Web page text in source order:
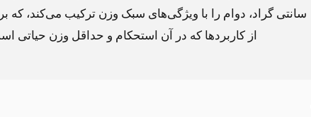
سانتی گراد، دوام را با ویژگی‌های سبک وزن ترکیب می‌کند، که
از کاربردها که در آن استحکام و حداقل وزن